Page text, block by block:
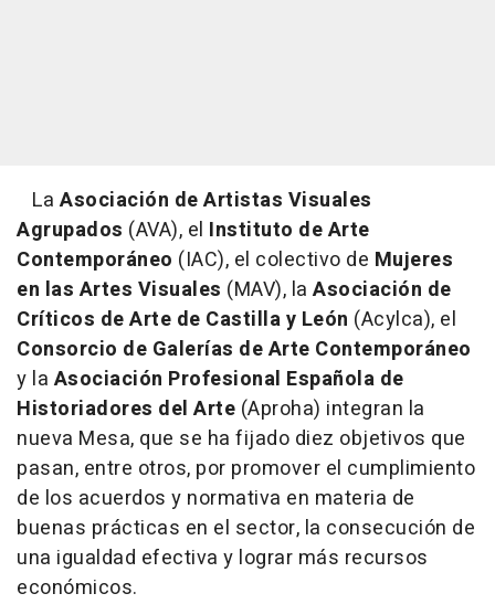
La Asociación de Artistas Visuales
Agrupados (AVA), el Instituto de Arte
Contemporáneo (IAC), el colectivo de Mujeres
en las Artes Visuales (MAV), la Asociación de
Críticos de Arte de Castilla y León (Acylca), el
Consorcio de Galerías de Arte Contemporáneo
y la Asociación Profesional Española de
Historiadores del Arte (Aproha) integran la
nueva Mesa, que se ha fijado diez objetivos que
pasan, entre otros, por promover el cumplimiento
de los acuerdos y normativa en materia de
buenas prácticas en el sector, la consecución de
una igualdad efectiva y lograr más recursos
económicos.